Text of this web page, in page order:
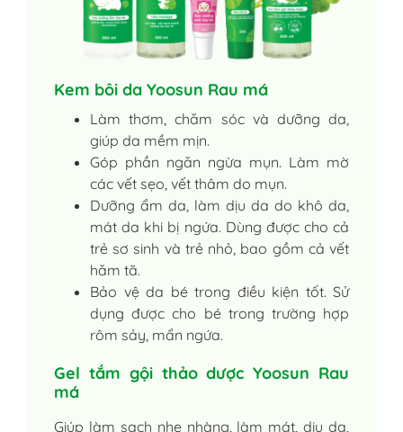
Kem bôi da Yoosun Rau má
Làm thơm, chăm sóc và dưỡng da,
giúp da mềm mịn.
Góp phần ngăn ngừa mụn. Làm mờ
các vết sẹo, vết thâm do mụn.
Dưỡng ẩm da, làm dịu da do khô da,
mát da khi bị ngứa. Dùng được cho cả
trẻ sơ sinh và trẻ nhỏ, bao gồm cả vết
hăm tã.
Bảo vệ da bé trong điều kiện tốt. Sử
dụng được cho bé trong trường hợp
rôm sảy, mẩn ngứa.
Gel tắm gội thảo dược Yoosun Rau
má
Giúp làm sạch nhẹ nhàng, làm mát, dịu da,